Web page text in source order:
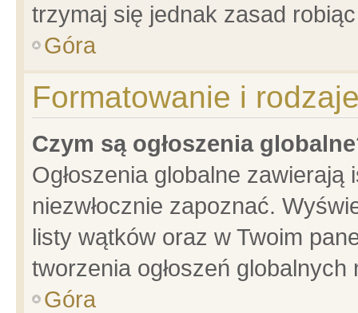
trzymaj się jednak zasad
Góra
Formatowanie i
Czym są ogłoszenia
Ogłoszenia globalne
niezwłocznie zapoznać.
listy wątków oraz w Twoim
tworzenia ogłoszeń
Góra